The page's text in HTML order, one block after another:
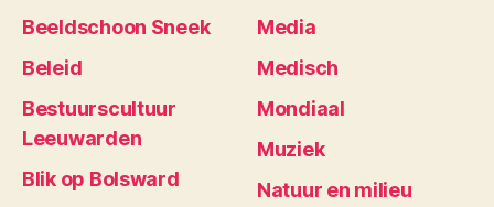
Beeldschoon Sneek
Beleid
Bestuurscultuur
Leeuwarden
Blik op Bolsward
Media
Medisch
Mondiaal
Muziek
Natuur en milieu